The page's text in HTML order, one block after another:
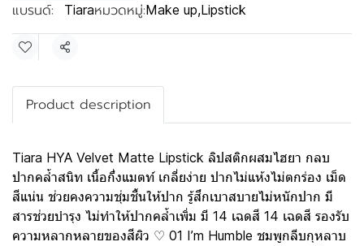
แบรนด์: Tiaraหมวดหมู่:Make up,Lipstick
แชร์
Product description
Tiara HYA Velvet Matte Lipstick ลิปสติกผสมไฮยา กลบ
ปากคล้ำสนิท เนื้อกึ่งแมตท์ เกลี่ยง่าย ปากไม่แห้งไม่ตกร่อง เม็ด
สีแน่น ช่วยคงความชุ่มชื้นให้ปาก รู้สึกเบาสบายไม่หนักปาก มี
สารช่วยบำรุง ไม่ทำให้ปากคล้ำเพิ่ม มี 14 เฉดสี 14 เฉดสี รองรับ
ความหลากหลายของสีผิว ♡ 01 I’m Humble ชมพูกลีบกุหลาบ